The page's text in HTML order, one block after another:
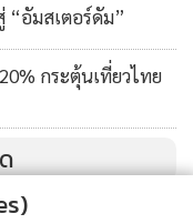
“อัมสเตอร์ดัม”
กระตุ้นเที่ยวไทย